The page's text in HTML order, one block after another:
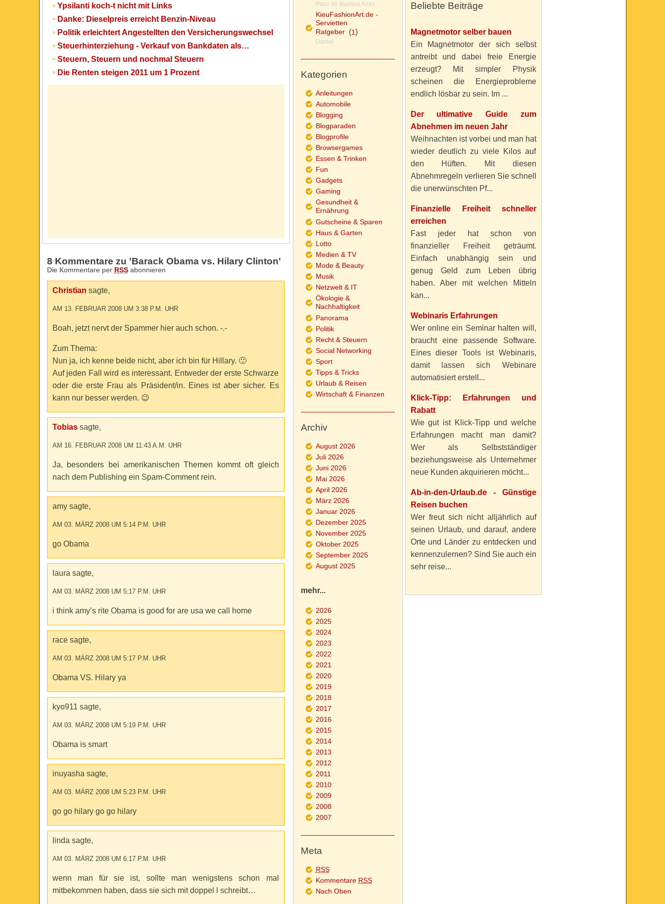
Ypsilanti koch-t nicht mit Links
Danke: Dieselpreis erreicht Benzin-Niveau
Politik erleichtert Angestellten den Versicherungswechsel
Steuerhinterziehung - Verkauf von Bankdaten als…
Steuern, Steuern und nochmal Steuern
Die Renten steigen 2011 um 1 Prozent
8 Kommentare zu 'Barack Obama vs. Hilary Clinton'
Die Kommentare per RSSabonnieren
Christian sagte,
AM 13. FEBRUAR 2008 UM 3:38 P.M. UHR
Boah, jetzt nervt der Spammer hier auch schon. -.-
Zum Thema:
Nun ja, ich kenne beide nicht, aber ich bin für Hillary. 🙂
Auf jeden Fall wird es interessant. Entweder der erste Schwarze
oder die erste Frau als Präsident/in. Eines ist aber sicher. Es
kann nur besser werden. 😉
Tobiassagte,
AM 16. FEBRUAR 2008 UM 11:43 A.M. UHR
Ja, besonders bei amerikanischen Themen kommt oft gleich
nach dem Publishing ein Spam-Comment rein.
amy sagte,
AM 03. MÄRZ 2008 UM 5:14 P.M. UHR
go Obama
laura sagte,
AM 03. MÄRZ 2008 UM 5:17 P.M. UHR
i think amy’s rite Obama is good for are usa we call home
race sagte,
AM 03. MÄRZ 2008 UM 5:17 P.M. UHR
Obama VS. Hilary ya
kyo911 sagte,
AM 03. MÄRZ 2008 UM 5:19 P.M. UHR
Obama is smart
inuyasha sagte,
AM 03. MÄRZ 2008 UM 5:23 P.M. UHR
go go hilary go go hilary
linda sagte,
AM 03. MÄRZ 2008 UM 6:17 P.M. UHR
wenn man für sie ist, sollte man wenigstens schon mal
mitbekommen haben, dass sie sich mit doppel l schreibt…
Beliebte Beiträge
Magnetmotor selber bauen
Ein Magnetmotor der sich selbst
antreibt und dabei freie Energie
erzeugt? Mit simpler Physik
scheinen die Energieprobleme
endlich lösbar zu sein. Im ...
Der ultimative Guide zum
Abnehmen im neuen Jahr
Weihnachten ist vorbei und man hat
wieder deutlich zu viele Kilos auf
den Hüften. Mit diesen
Abnehmregeln verlieren Sie schnell
die unerwünschten Pf...
Finanzielle Freiheit schneller
erreichen
Fast jeder hat schon von
finanzieller Freiheit geträumt.
Einfach unabhängig sein und
genug Geld zum Leben übrig
haben. Aber mit welchen Mitteln
kan...
Webinaris Erfahrungen
Wer online ein Seminar halten will,
braucht eine passende Software.
Eines dieser Tools ist Webinaris,
damit lassen sich Webinare
automatisiert erstell...
Klick-Tipp: Erfahrungen und
Rabatt
Wie gut ist Klick-Tipp und welche
Erfahrungen macht man damit?
Wer als Selbstständiger
beziehungsweise als Unternehmer
neue Kunden akquirieren möcht...
Ab-in-den-Urlaub.de - Günstige
Reisen buchen
Wer freut sich nicht alljährlich auf
seinen Urlaub, und darauf, andere
Orte und Länder zu entdecken und
kennenzulernen? Sind Sie auch ein
sehr reise...
Paco de Buenos Aires
KieuFashionArt.de -
Servietten
Ratgeber(1)
Daniel
Kategorien
Anleitungen
Automobile
Blogging
Blogparaden
Blogprofile
Browsergames
Essen & Trinken
Fun
Gadgets
Gaming
Gesundheit &
Ernährung
Gutscheine & Sparen
Haus & Garten
Lotto
Medien & TV
Mode & Beauty
Musik
Netzwelt & IT
Ökologie &
Nachhaltigkeit
Panorama
Politik
Recht & Steuern
Social Networking
Sport
Tipps & Tricks
Urlaub & Reisen
Wirtschaft & Finanzen
Archiv
August 2026
Juli 2026
Juni 2026
Mai 2026
April 2026
März 2026
Januar 2026
Dezember 2025
November 2025
Oktober 2025
September 2025
August 2025
mehr...
2026
2025
2024
2023
2022
2021
2020
2019
2018
2017
2016
2015
2014
2013
2012
2011
2010
2009
2008
2007
Meta
RSS
Kommentare RSS
Nach Oben